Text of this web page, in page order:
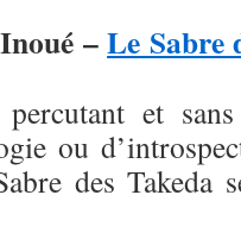
–Le Sabre
percutant et
ou
des Takeda